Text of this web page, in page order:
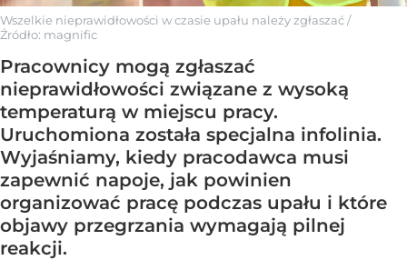
Wszelkie nieprawidłowości w czasie upału należy zgłaszać/
Źródło: magnific
Pracownicy mogą zgłaszać
nieprawidłowości związane z wysoką
temperaturą w miejscu pracy.
Uruchomiona została specjalna infolinia.
Wyjaśniamy, kiedy pracodawca musi
zapewnić napoje, jak powinien
organizować pracę podczas upału i które
objawy przegrzania wymagają pilnej
reakcji.